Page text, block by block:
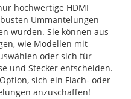
hochwertige HDMI
Ummantelungen
wurden. Sie können aus
wie Modellen mit
oder sich für
und Stecker entscheiden.
sich ein Flach- oder
anzuschaffen!